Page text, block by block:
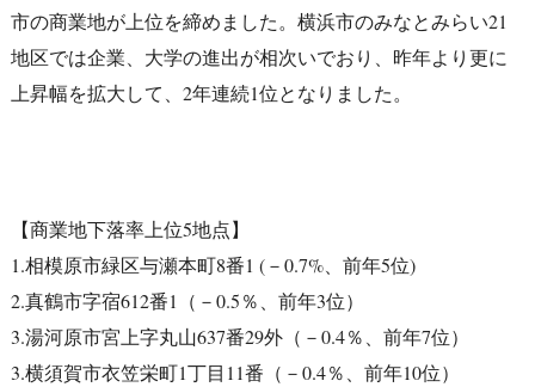
市の商業地が上位を締めました。横浜市のみなとみらい21
地区では企業、大学の進出が相次いでおり、昨年より更に
上昇幅を拡大して、2年連続1位となりました。
【商業地下落率上位5地点】
1.相模原市緑区与瀬本町8番1 (－0.7%、前年5位)
2.真鶴市字宿612番1（－0.5％、前年3位）
3.湯河原市宮上字丸山637番29外（－0.4％、前年7位）
3.横須賀市衣笠栄町1丁目11番（－0.4％、前年10位）